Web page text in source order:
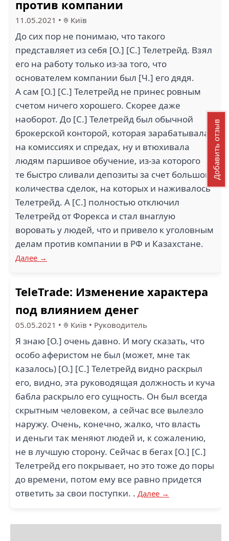
против компании
11.05.2021 • Київ
До сих пор не понимаю, что такого
представляет из себя [О.] [С.] Телетрейд. Взял
его на работу только из-за того, что
основателем компании был [Ч.] его дядя.
А сам [О.] [С.] Телетрейд не принес ровным
счетом ничего хорошего. Скорее даже
наоборот. До [С.] Телетрейд был обычной
брокерской конторой, которая зарабатывала
на комиссиях и спредах, ну и втюхивала
людям паршивое обучение, из-за которого
те быстро сливали депозиты за счет большого
количества сделок, на которых и наживалось
Телетрейд. А [С.] полностью отключил
Телетрейд от Форекса и стал внаглую
воровать у людей, что и привело к уголовным
делам против компании в РФ и Казахстане.
Далее →
TeleTrade: Изменение характера
под влиянием денег
05.05.2021 • Київ • Руководитель
Я знаю [О.] очень давно. И могу сказать, что
особо аферистом не был (может, мне так
казалось) [О.] [С.] Телетрейд видно раскрыл
его, видно, эта руководящая должность и куча
бабла раскрыло его сущность. Он был всегда
скрытным человеком, а сейчас все вылезло
наружу. Очень, конечно, жалко, что власть
и деньги так меняют людей и, к сожалению,
не в лучшую сторону. Сейчас в бегах [О.] [С.]
Телетрейд его покрывает, но это тоже до поры
до времени, потом ему все равно придется
ответить за свои поступки. . Далее →
Добавить отзыв